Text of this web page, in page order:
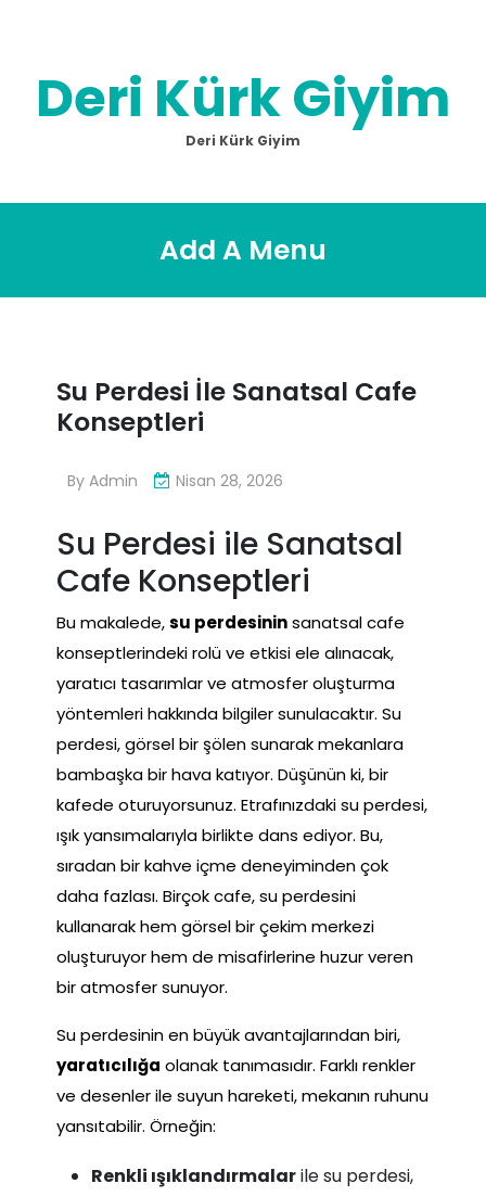
Deri Kürk Giyim
Deri Kürk Giyim
Add A Menu
Su Perdesi İle Sanatsal Cafe
Konseptleri
By Admin Nisan 28, 2026
Su Perdesi ile Sanatsal
Cafe Konseptleri
Bu makalede,su perdesininsanatsal cafe
konseptlerindeki rolü ve etkisi ele alınacak,
yaratıcı tasarımlar ve atmosfer oluşturma
yöntemleri hakkında bilgiler sunulacaktır. Su
perdesi, görsel bir şölen sunarak mekanlara
bambaşka bir hava katıyor. Düşünün ki, bir
kafede oturuyorsunuz. Etrafınızdaki su perdesi,
ışık yansımalarıyla birlikte dans ediyor. Bu,
sıradan bir kahve içme deneyiminden çok
daha fazlası. Birçok cafe, su perdesini
kullanarak hem görsel bir çekim merkezi
oluşturuyor hem de misafirlerine huzur veren
bir atmosfer sunuyor.
Su perdesinin en büyük avantajlarından biri,
yaratıcılığa olanak tanımasıdır. Farklı renkler
ve desenler ile suyun hareketi, mekanın ruhunu
yansıtabilir. Örneğin:
Renkli ışıklandırmalarile su perdesi,